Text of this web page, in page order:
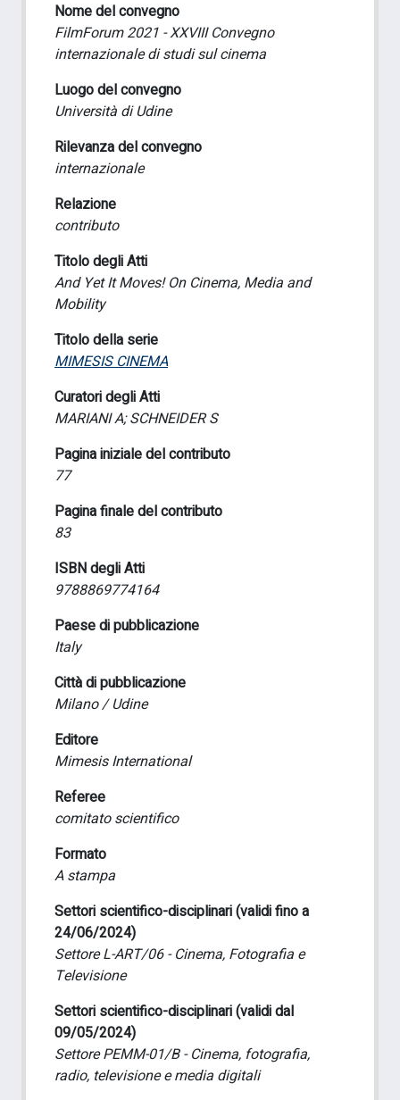
Nome del convegno
FilmForum 2021 - XXVIII Convegno
internazionale di studi sul cinema
Luogo del convegno
Università di Udine
Rilevanza del convegno
internazionale
Relazione
contributo
Titolo degli Atti
And Yet It Moves! On Cinema, Media and
Mobility
Titolo della serie
MIMESIS CINEMA
Curatori degli Atti
MARIANI A; SCHNEIDER S
Pagina iniziale del contributo
77
Pagina finale del contributo
83
ISBN degli Atti
9788869774164
Paese di pubblicazione
Italy
Città di pubblicazione
Milano / Udine
Editore
Mimesis International
Referee
comitato scientifico
Formato
A stampa
Settori scientifico-disciplinari (validi fino a
24/06/2024)
Settore L-ART/06 - Cinema, Fotografia e
Televisione
Settori scientifico-disciplinari (validi dal
09/05/2024)
Settore PEMM-01/B - Cinema, fotografia,
radio, televisione e media digitali